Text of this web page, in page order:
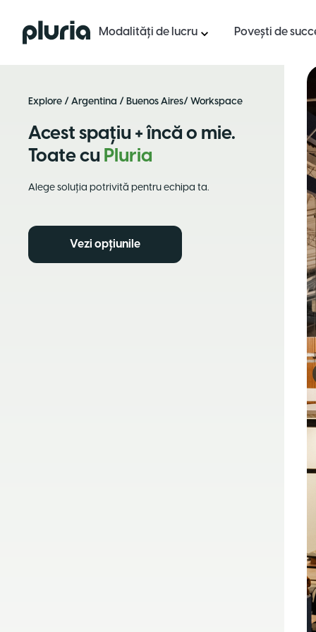
Logo Pluria Modalități de lucru Povești de
Explore / Argentina / Buenos Aires/ Workspace
Acest spațiu + încă o mie.
Toate cu Pluria
Alege soluția potrivită pentru echipa ta.
Vezi opțiunile